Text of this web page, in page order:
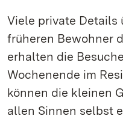
Viele private Details
früheren Bewohner
erhalten die
Wochenende im
können die kleinen
allen Sinnen selbst